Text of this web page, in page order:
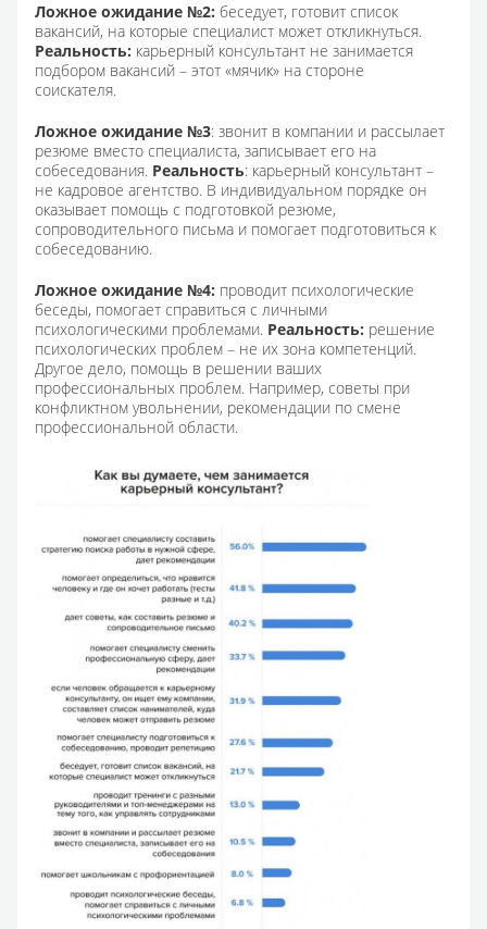
Ложное ожидание №2: беседует, готовит список
вакансий, на которые специалист может откликнуться.
Реальность: карьерный консультант не занимается
подбором вакансий – этот «мячик» на стороне
соискателя.
Ложное ожидание №3: звонит в компании и рассылает
резюме вместо специалиста, записывает его на
собеседования. Реальность: карьерный консультант –
не кадровое агентство. В индивидуальном порядке он
оказывает помощь с подготовкой резюме,
сопроводительного письма и помогает подготовиться к
собеседованию.
Ложное ожидание №4: проводит психологические
беседы, помогает справиться с личными
психологическими проблемами. Реальность: решение
психологических проблем – не их зона компетенций.
Другое дело, помощь в решении ваших
профессиональных проблем. Например, советы при
конфликтном увольнении, рекомендации по смене
профессиональной области.